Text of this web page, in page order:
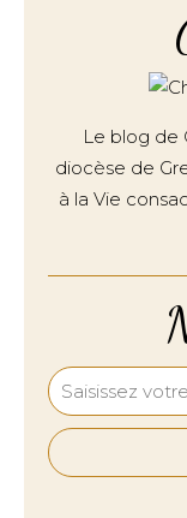
Le blog de
diocèse de
à la Vie